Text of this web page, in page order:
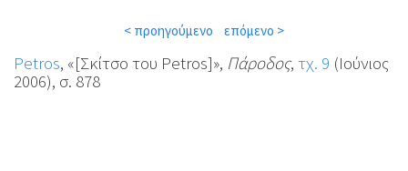
< προηγούμενο επόμενο >
Petros, «[Σκίτσο του Petros]», Πάροδος, τχ. 9 (Ιούνιος
2006), σ. 878